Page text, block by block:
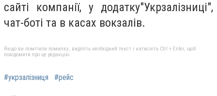
сайті компанії, у додатку"Укрзалізниці",
чат-боті та в касах вокзалів.
Якщо ви помітили помилку, виділіть необхідний текст і натисніть Ctrl + Enter, щоб
повідомити про це редакцію
#укрзалізниця #рейс